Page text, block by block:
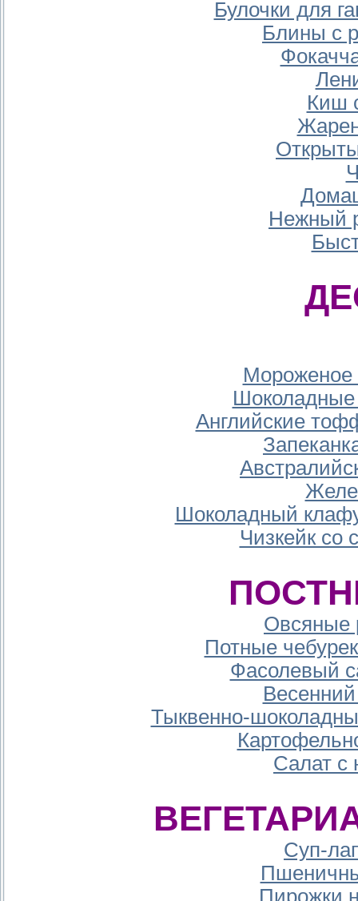
Булочки для
Блины с
Киш
Нежный
Мороженое
Шоколадные
Английские
Шоколадный
Чизкейк со
Овсяные
Потные
Фасолевый
Весенний
Тыквенно-
Салат с
Суп-
Пирожки